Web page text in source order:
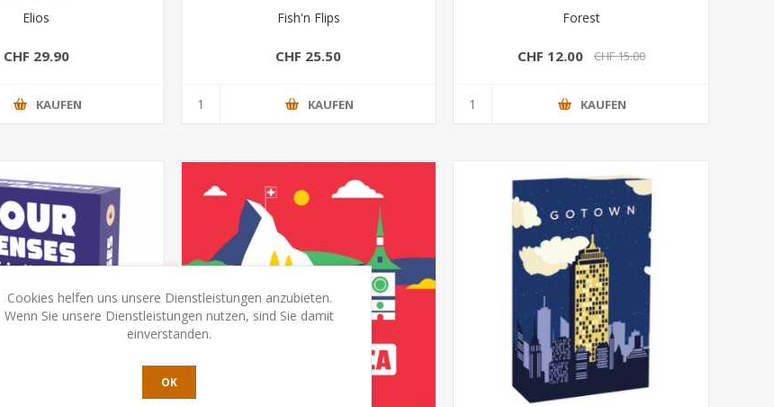
Elios
CHF 29.90
KAUFEN
Fish'n Flips
CHF 25.50
KAUFEN
Forest
CHF 12.00 CHF 15.00
KAUFEN
Cookies helfen uns unsere Dienstleistungen anzubieten.
Wenn Sie unsere Dienstleistungen nutzen, sind Sie damit
einverstanden.
OK